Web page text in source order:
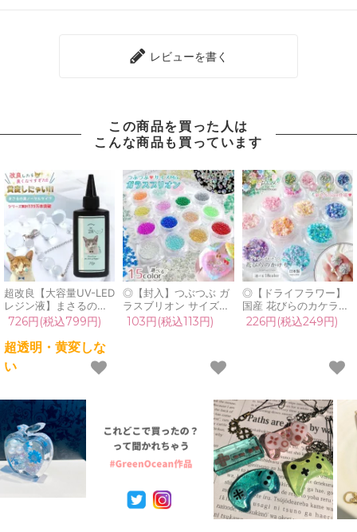
レビューを書く
この商品を買った人は
こんな商品も買っています
超改良【大容量UV-LED
レジン液】まさるの涙
ver.03 超透明 70g 初心
者 作家 コーティング
ハード 黄変しない 高品
質 クリア 猫 UVレジン
液 安い おすすめ
726円(税込799円)
超透明・黄変しな
い
◎【封入】つぶつぶ ガ
ラスブリオン サイズ
mix レジン封入素材 オ
ーロラ 封入パーツ ガラ
カラフル キラキラ 手芸
103円(税込113円)
◎【ドライフラワー】
国産 花びらのカケラ
MIX プリザーブドフラ
ワー レジン封入素材 封
GreenOceanオリジナ
226円(税込249円)